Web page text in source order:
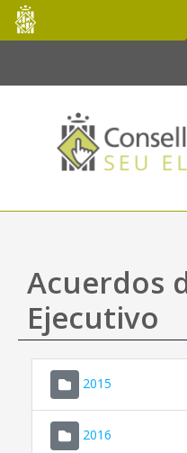
Saltar al contenido principal
Consell
de
Mallorca
Acuerdos
Ejecutivo
2015
2016